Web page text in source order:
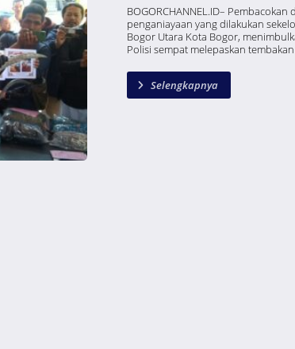
BOGORCHANNEL.ID– Pembacokan
penganiayaan yang dilakukan
Bogor Utara Kota Bogor,
Polisi sempat melepaskan tembakan
Selengkapnya